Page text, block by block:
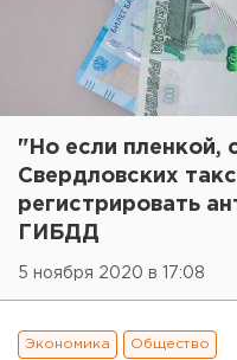
"Но если пленкой,
Свердловских
регистрировать
ГИБДД
5 ноября 2020 в 17:08
Экономика Общество